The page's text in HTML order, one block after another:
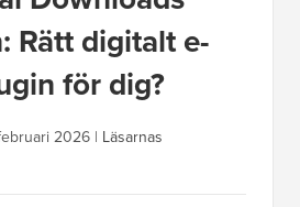
Rätt digitalt e-
för dig?
2026 | Läsarnas